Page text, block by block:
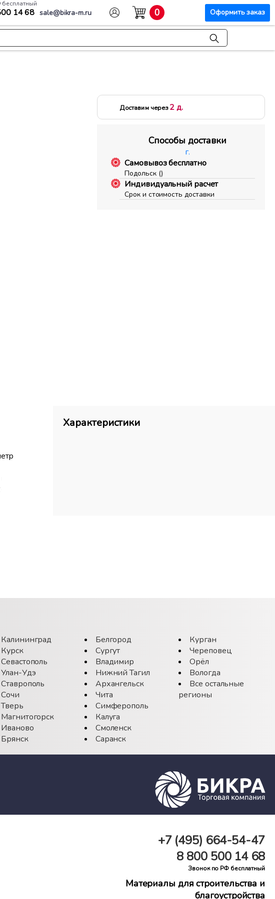
14 68 sale@bikra-m.ru 0 Оформить заказ
Доставим через2 д.
Способы доставки
г.
Самовывоз бесплатно
Подольск ()
Индивидуальный расчет
Срок и стоимость доставки
Характеристики
Калининград
Курск
Севастополь
Улан-Удэ
Ставрополь
Сочи
Тверь
Магнитогорск
Иваново
Брянск
Белгород
Сургут
Владимир
Нижний Тагил
Архангельск
Чита
Симферополь
Калуга
Смоленск
Саранск
Курган
Череповец
Орёл
Вологда
Все остальные
регионы
+7 (495) 664-54-47
8 800500 14 68
Звонок по РФ бесплатный
Материалы для строительства и
благоустройства